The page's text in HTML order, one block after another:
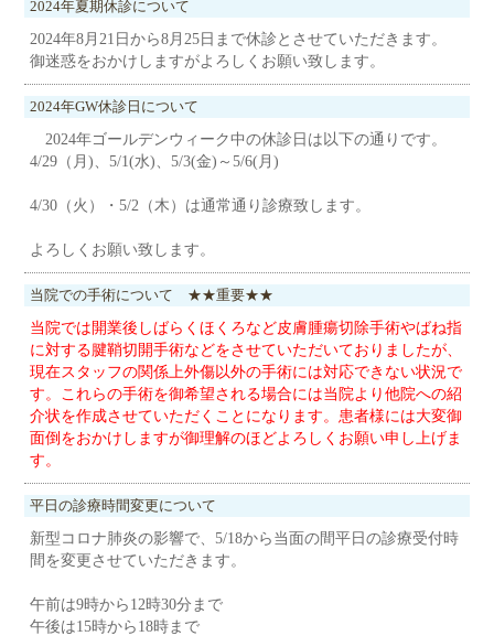
2024年夏期休診について
2024年8月21日から8月25日まで休診とさせていただきます。
御迷惑をおかけしますがよろしくお願い致します。
2024年GW休診日について
2024年ゴールデンウィーク中の休診日は以下の通りです。
4/29（月)、5/1(水)、5/3(金)～5/6(月)
4/30（火）・5/2（木）は通常通り診療致します。
よろしくお願い致します。
当院での手術について ★★重要★★
当院では開業後しばらくほくろなど皮膚腫瘍切除手術やばね指
に対する腱鞘切開手術などをさせていただいておりましたが、
現在スタッフの関係上外傷以外の手術には対応できない状況で
す。これらの手術を御希望される場合には当院より他院への紹
介状を作成させていただくことになります。患者様には大変御
面倒をおかけしますが御理解のほどよろしくお願い申し上げま
す。
平日の診療時間変更について
新型コロナ肺炎の影響で、5/18から当面の間平日の診療受付時
間を変更させていただきます。
午前は9時から12時30分まで
午後は15時から18時まで